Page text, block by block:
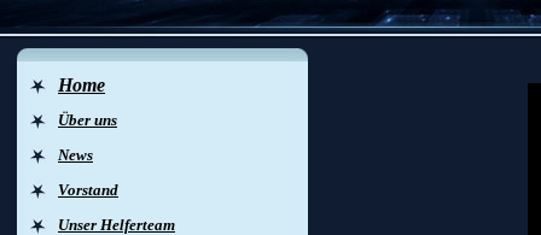
Home
Über uns
News
Vorstand
Unser Helferteam